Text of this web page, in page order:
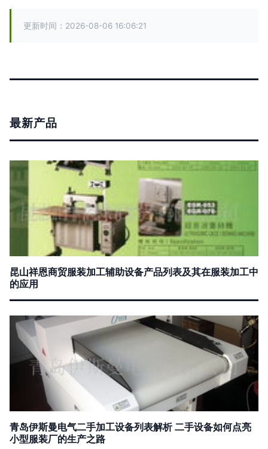
更新时间：2026-08-06 16:06:21
最新产品
昆山祥恩商贸服装加工辅助设备产品列表及其在服装加工中
的应用
青岛伊斯曼电气二手加工设备列表解析 二手设备如何点亮
小型服装厂的生产之路